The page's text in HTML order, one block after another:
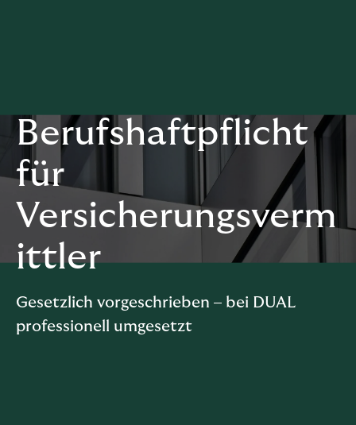
Berufshaftpflicht
für
Versicherungsverm
ittler
Gesetzlich vorgeschrieben – bei DUAL
professionell umgesetzt